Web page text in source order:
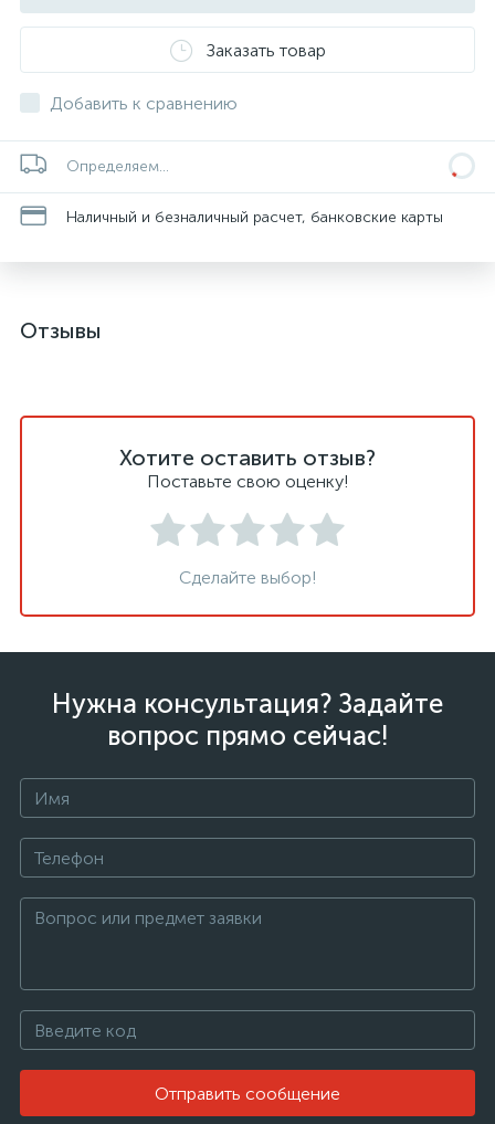
Заказать товар
Добавить к сравнению
Определяем...
Наличный и безналичный расчет, банковские карты
Отзывы
Хотите оставить отзыв?
Поставьте свою оценку!
Сделайте выбор!
Нужна консультация? Задайте
вопрос прямо сейчас!
Отправить сообщение